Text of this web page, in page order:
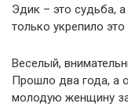
Эдик – это судьба,
только укрепило
Веселый,
Прошло два года, а
молодую женщину